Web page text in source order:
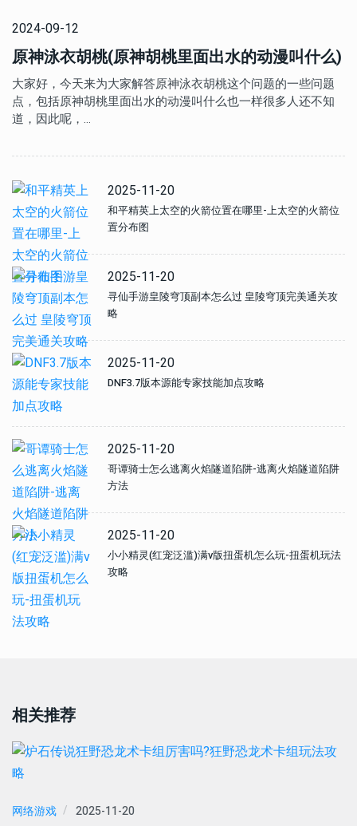
2024-09-12
原神泳衣胡桃(原神胡桃里面出水的动漫叫什么)
大家好，今天来为大家解答原神泳衣胡桃这个问题的一些问题
点，包括原神胡桃里面出水的动漫叫什么也一样很多人还不知
道，因此呢，…
2025-11-20
和平精英上太空的火箭位置在哪里-上太空的火箭位
置分布图
2025-11-20
寻仙手游皇陵穹顶副本怎么过 皇陵穹顶完美通关攻
略
2025-11-20
DNF3.7版本源能专家技能加点攻略
2025-11-20
哥谭骑士怎么逃离火焰隧道陷阱-逃离火焰隧道陷阱
方法
2025-11-20
小小精灵(红宠泛滥)满v版扭蛋机怎么玩-扭蛋机玩法
攻略
相关推荐
网络游戏 2025-11-20